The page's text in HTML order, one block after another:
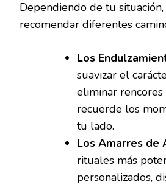
Dependiendo de tu
recomendar diferentes
Los
suavizar el
eliminar
recuerde los
tu lado.
Los Amarres de
rituales más
personalizados,